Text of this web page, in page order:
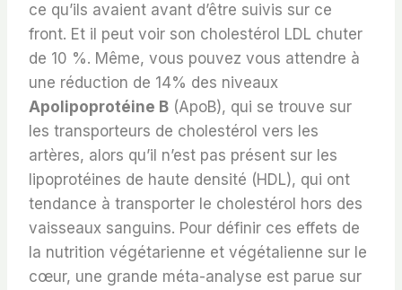
ce qu’ils avaient avant d’être suivis sur ce
front. Et il peut voir son cholestérol LDL chuter
de 10 %. Même, vous pouvez vous attendre à
une réduction de 14% des niveaux
Apolipoprotéine B (ApoB), qui se trouve sur
les transporteurs de cholestérol vers les
artères, alors qu’il n’est pas présent sur les
lipoprotéines de haute densité (HDL), qui ont
tendance à transporter le cholestérol hors des
vaisseaux sanguins. Pour définir ces effets de
la nutrition végétarienne et végétalienne sur le
cœur, une grande méta-analyse est parue sur